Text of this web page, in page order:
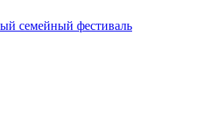
семейный фестиваль